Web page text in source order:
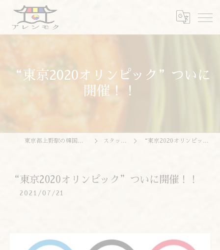
“東京2020オリンピック”ついに
開催！！
東京都上野駅の韓国料理ならアレンモク スタッフブログ “東京2020オリンピック”ついに開催！！
“東京2020オリンピック”ついに開催！！
2021/07/21